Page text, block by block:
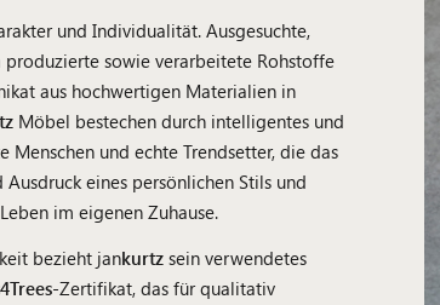
und Individualität. Ausgesuchte,
sowie verarbeitete Rohstoffe
aus hochwertigen Materialien in
Möbel bestechen durch intelligentes und
und echte Trendsetter, die das
eines persönlichen Stils und
im eigenen Zuhause.
bezieht jankurtz sein verwendetes
-Zertifikat, das für qualitativ